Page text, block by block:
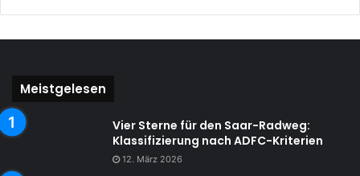
Meistgelesen
Vier Sterne für den Saar-Radweg:
Klassifizierung nach ADFC-Kriterien
12. März 2026